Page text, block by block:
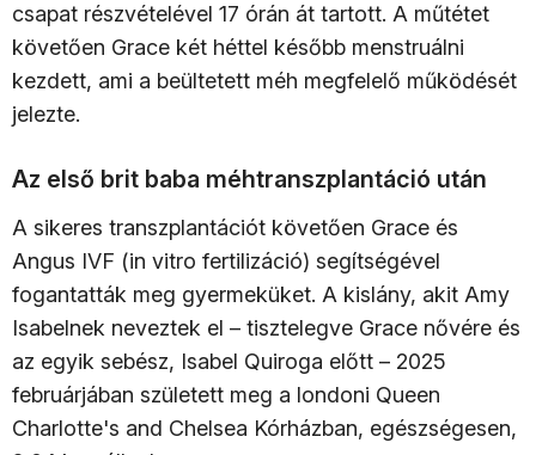
csapat részvételével 17 órán át tartott. A műtétet
követően Grace két héttel később menstruálni
kezdett, ami a beültetett méh megfelelő működését
jelezte.​
Az első brit baba méhtranszplantáció után
A sikeres transzplantációt követően Grace és
Angus IVF (in vitro fertilizáció) segítségével
fogantatták meg gyermeküket. A kislány, akit Amy
Isabelnek neveztek el – tisztelegve Grace nővére és
az egyik sebész, Isabel Quiroga előtt – 2025
februárjában született meg a londoni Queen
Charlotte's and Chelsea Kórházban, egészségesen,